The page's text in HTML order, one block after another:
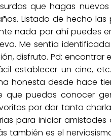
que hagas
Listado de hecho
nada por ahí puedes
Me sentía
disfruto. Pd:
establecer un cine,
honesta desde hace
que puedas conocer
por dar tanta
para iniciar
también es el